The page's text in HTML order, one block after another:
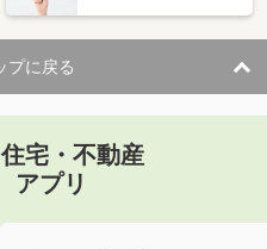
プに戻る
宅・不動産
アプリ